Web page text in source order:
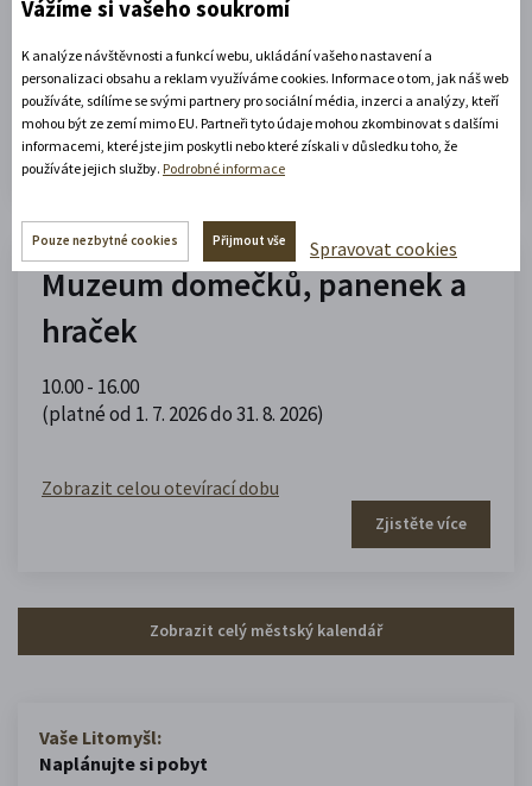
09.00 - 12.00,13.00 - 17.00
(platné od 1. 5. 2026 do 30. 9. 2026)
Zobrazit celou otevírací dobu
Zjistěte více
Muzeum domečků, panenek a
hraček
10.00 - 16.00
(platné od 1. 7. 2026 do 31. 8. 2026)
Zobrazit celou otevírací dobu
Zjistěte více
Zobrazit celý městský kalendář
Vaše Litomyšl:
Naplánujte si pobyt
Vážíme si vašeho soukromí
K analýze návštěvnosti a funkcí webu, ukládání vašeho nastavení a
personalizaci obsahu a reklam využíváme cookies. Informace o tom, jak náš web
používáte, sdílíme se svými partnery pro sociální média, inzerci a analýzy, kteří
mohou být ze zemí mimo EU. Partneři tyto údaje mohou zkombinovat s dalšími
informacemi, které jste jim poskytli nebo které získali v důsledku toho, že
používáte jejich služby. Podrobné informace
Pouze nezbytné cookies Přijmout vše Spravovat cookies